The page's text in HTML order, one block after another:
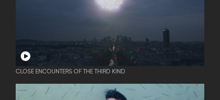
CLOSE ENCOUNTERS OF THE THIRD KIND